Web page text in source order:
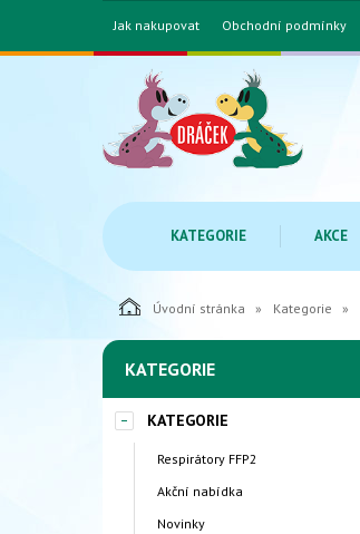
Jak nakupovat Obchodní podmínky
KATEGORIE AKCE
Úvodní stránka Kategorie
KATEGORIE
KATEGORIE
Respirátory FFP2
Akční nabídka
Novinky